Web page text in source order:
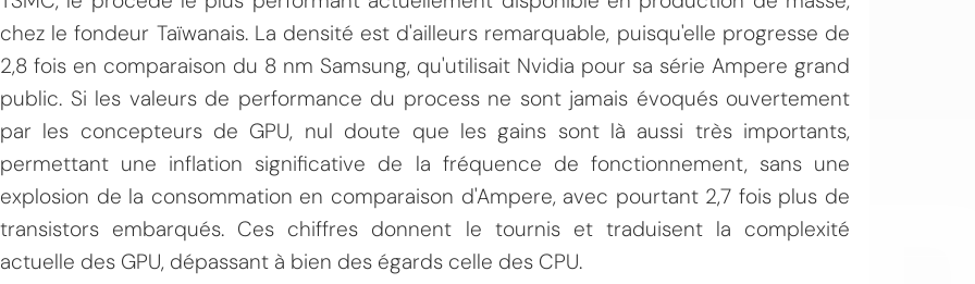
chez le fondeur Taïwanais. La densité est d'ailleurs remarquable, puisqu'elle progresse de
2,8 fois en comparaison du 8 nm Samsung, qu'utilisait Nvidia pour sa série Ampere grand
public. Si les valeurs de performance du process ne sont jamais évoqués ouvertement
par les concepteurs de GPU, nul doute que les gains sont là aussi très importants,
permettant une inflation significative de la fréquence de fonctionnement, sans une
explosion de la consommation en comparaison d'Ampere, avec pourtant 2,7 fois plus de
transistors embarqués. Ces chiffres donnent le tournis et traduisent la complexité
actuelle des GPU, dépassant à bien des égards celle des CPU.